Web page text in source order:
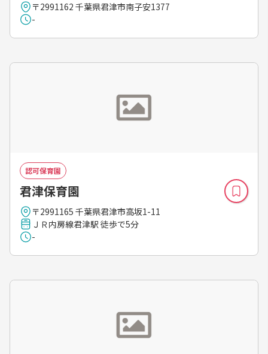
〒2991162 千葉県君津市南子安1377
-
認可保育園
君津保育園
〒2991165 千葉県君津市高坂1-11
ＪＲ内房線君津駅 徒歩で5分
-